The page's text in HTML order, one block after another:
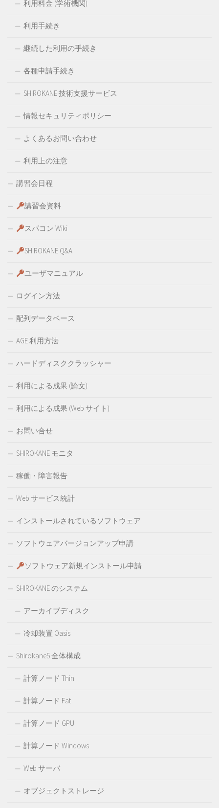
利用料金 (学術機関)
利用手続き
継続した利用の手続き
各種申請手続き
SHIROKANE 技術支援サービス
情報セキュリティポリシー
よくあるお問い合わせ
利用上の注意
講習会日程
講習会資料
スパコン Wiki
SHIROKANE Q&A
ユーザマニュアル
ログイン方法
配列データベース
AGE 利用方法
ハードディスククラッシャー
利用による成果 (論文)
利用による成果 (Web サイト)
お問い合せ
SHIROKANE モニタ
稼働・障害報告
Web サービス統計
インストールされているソフトウェア
ソフトウェアバージョンアップ申請
ソフトウェア新規インストール申請
SHIROKANE のシステム
アーカイブディスク
冷却装置 Oasis
Shirokane5 全体構成
計算ノード Thin
計算ノード Fat
計算ノード GPU
計算ノード Windows
Web サーバ
オブジェクトストレージ